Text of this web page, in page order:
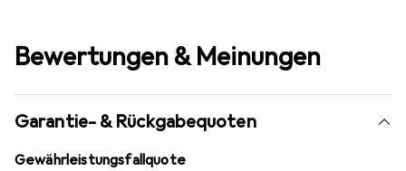
Bewertungen & Meinungen
Garantie- & Rückgabequoten
Gewährleistungsfallquote